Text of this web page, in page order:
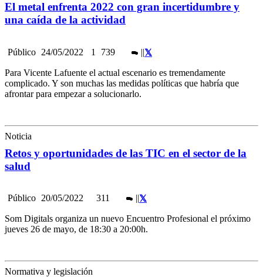
El metal enfrenta 2022 con gran incertidumbre y
una caída de la actividad
Público 24/05/2022 1 739 ||
Para Vicente Lafuente el actual escenario es tremendamente
complicado. Y son muchas las medidas políticas que habría que
afrontar para empezar a solucionarlo.
Noticia
Retos y oportunidades de las TIC en el sector de la
salud
Público 20/05/2022 311 ||
Som Digitals organiza un nuevo Encuentro Profesional el próximo
jueves 26 de mayo, de 18:30 a 20:00h.
Normativa y legislación